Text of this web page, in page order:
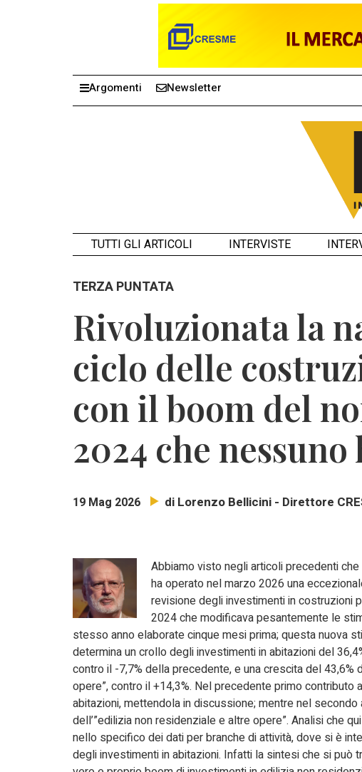
Argomenti Newsletter
TUTTI GLI ARTICOLI INTERVISTE
TERZA PUNTATA
Rivoluzionata la
ciclo delle
con il boom del
2024 che nessuno
19 Mag 2026 di Lorenzo Bellicini - Direttore
Abbiamo visto negli articoli precedenti che
ha operato nel marzo 2026 una
revisione degli investimenti in costruzioni
2024 che modificava pesantemente le
stesso anno elaborate cinque mesi prima; questa nuova
determina un crollo degli investimenti in abitazioni del
contro il -7,7% della precedente, e una crescita del
opere”, contro il +14,3%. Nel precedente primo
abitazioni, mettendola in discussione; mentre nel
dell’”edilizia non residenziale e altre opere”. Analisi che
nello specifico dei dati per branche di attività, dove si è
degli investimenti in abitazioni. Infatti la sintesi che si può